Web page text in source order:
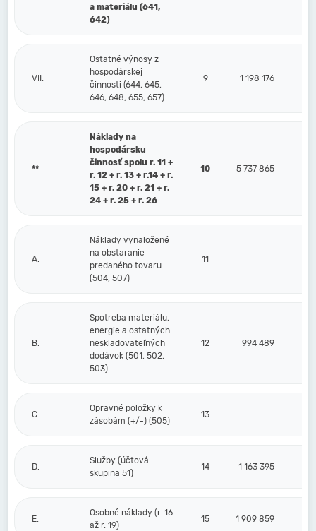
a materiálu (641,
642)
VII.
Ostatné výnosy z
hospodárskej
činnosti (644, 645,
646, 648, 655, 657)
9 1 198 176
**
Náklady na
hospodársku
činnosť spolu r. 11 +
r. 12 + r. 13 + r.14 + r.
15 + r. 20 + r. 21 + r.
24 + r. 25 + r. 26
10 5 737 865
A.
Náklady vynaložené
na obstaranie
predaného tovaru
(504, 507)
11
B.
Spotreba materiálu,
energie a ostatných
neskladovateľných
dodávok (501, 502,
503)
12 994 489
C
Opravné položky k
zásobám (+/-) (505)
13
D.
Služby (účtová
skupina 51)
14 1 163 395
E.
Osobné náklady (r. 16
až r. 19)
15 1 909 859